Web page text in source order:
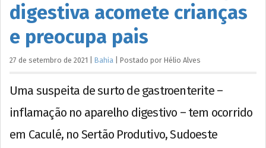
digestiva acomete crianças
e preocupa pais
27 de setembro de 2021 Bahia Postado por Hélio Alves
Uma suspeita de surto de gastroenterite –
inflamação no aparelho digestivo – tem ocorrido
em Caculé, no Sertão Produtivo, Sudoeste